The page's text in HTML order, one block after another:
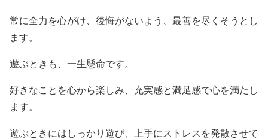
常に全力を心がけ、後悔がないよう、最善を尽くそうとし
ます。
遊ぶときも、一生懸命です。
好きなことを心から楽しみ、充実感と満足感で心を満たし
ます。
遊ぶときにはしっかり遊び、上手にストレスを発散させて